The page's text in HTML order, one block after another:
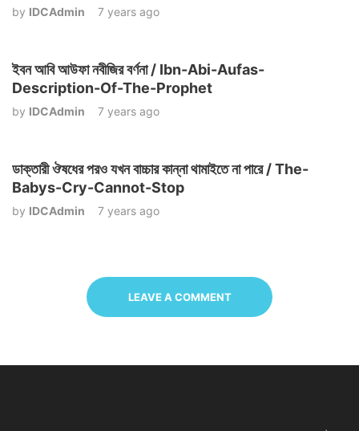
by IDCAdmin 7 years ago
ইবন আবি আউফা নবীজির বর্ণনা / Ibn-Abi-Aufas-
Description-Of-The-Prophet
by IDCAdmin 7 years ago
ডাক্তারী ঔষধের পরও যখন বাচ্চার কান্না থামাইতে না পারে / The-
Babys-Cry-Cannot-Stop
by IDCAdmin 7 years ago
LEAVE A COMMENT